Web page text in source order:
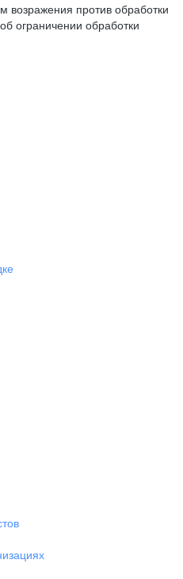
возражения против обработки
ограничении обработки